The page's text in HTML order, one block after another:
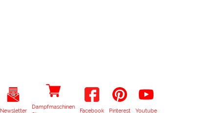
Newsletter
Dampfmaschinen
Facebook Pinterest Youtube